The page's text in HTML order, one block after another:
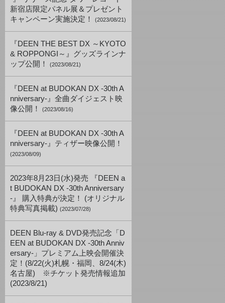
新宿店限定パネル展＆プレゼント
キャンペーン実施決定！
(2023/08/21)
『DEEN THE BEST DX ～KYOTO
& ROPPONGI～』グッズラインナ
ップ公開！
(2023/08/21)
『DEEN at BUDOKAN DX -30th A
nniversary-』全曲ダイジェスト映
像公開！
(2023/08/16)
『DEEN at BUDOKAN DX -30th A
nniversary-』ティザー映像公開！
(2023/08/09)
2023年8月23日(水)発売 『DEEN a
t BUDOKAN DX -30th Anniversary
-』 購入特典が決定！ (オリジナル
特典写真掲載) (2023/07/28)
DEEN Blu-ray & DVD発売記念「D
EEN at BUDOKAN DX -30th Anniv
ersary-」プレミアム上映会開催決
定！(8/22(火)札幌・福岡、8/24(木)
名古屋) ※チケット発売情報追加
(2023/8/21)